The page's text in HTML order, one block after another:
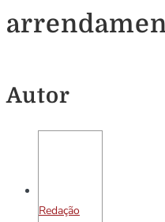
Autor
Redação